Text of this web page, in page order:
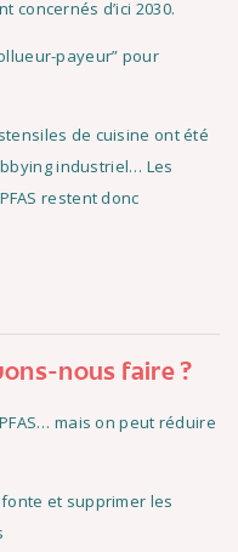
concernés d’ici 2030.
payeur” pour
de cuisine ont été
industriel… Les
restent donc
nous faire ?
mais on peut réduire
et supprimer les